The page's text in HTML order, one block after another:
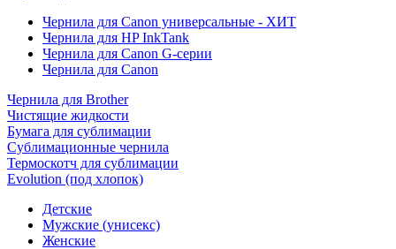
Чернила для Canon универсальные - ХИТ
Чернила для HP InkTank
Чернила для Canon G-серии
Чернила для Canon
Чернила для Brother
Чистящие жидкости
Бумага для сублимации
Сублимационные чернила
Термоскотч для сублимации
Evolution (под хлопок)
Детские
Мужские (унисекс)
Женские